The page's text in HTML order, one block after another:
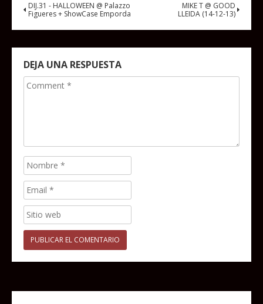
DIJ.31 - HALLOWEEN @ Palazzo
Figueres + ShowCase Emporda
MIKE T @ GOOD
LLEIDA (14-12-13)
DEJA UNA RESPUESTA